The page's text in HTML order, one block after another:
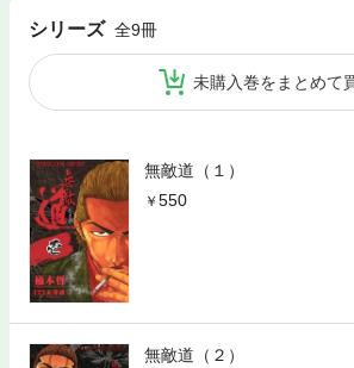
シリーズ 全9冊
未購入巻をまとめて
無敵道（１）
550
無敵道（２）